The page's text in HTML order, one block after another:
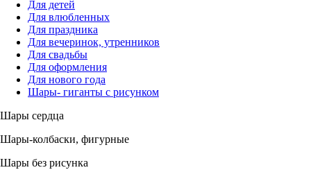
Для детей
Для влюбленных
Для праздника
Для вечеринок, утренников
Для свадьбы
Для оформления
Для нового года
Шары- гиганты с рисунком
Шары сердца
Шары-колбаски, фигурные
Шары без рисунка